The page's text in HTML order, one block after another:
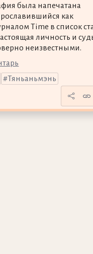
была напечатана
как
Time в список
личность и
неизвестными.
Тяньаньмэнь